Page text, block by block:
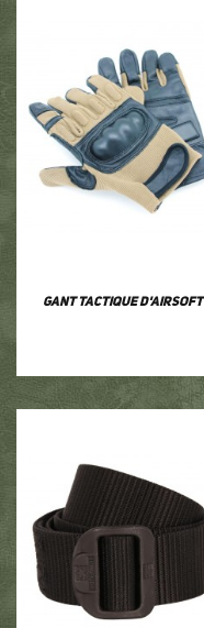
Gant tactique d'airsoft